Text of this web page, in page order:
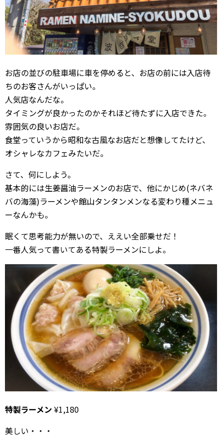
お店の並びの駐車場に車を停めると、お店の前には入店待
ちのお客さんがいっぱい。
人気店なんだな。
タイミングが良かったのかそれほど待たずに入店できた。
雰囲気の良いお店だ。
食堂っていうから昭和な古風なお店だと想像してたけど、
オシャレなカフェみたいだ。
さて、何にしよう。
基本的には生姜醤油ラーメンのお店で、他にかじめ(ネバネ
バの海藻)ラーメンや館山タンタンメンなる変わり種メニュ
ーなんかも。
眠くて思考能力が無いので、ええい全部乗せだ！
一番人気って書いてある特製ラーメンにしよ。
特製ラーメン ¥1,180
美しい・・・